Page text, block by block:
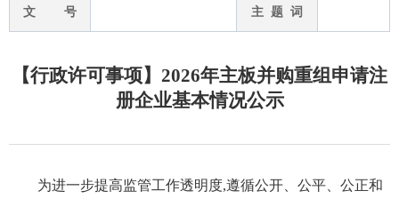
文 号 主 题 词
【行政许可事项】2026年主板并购重组申请注
册企业基本情况公示
为进一步提高监管工作透明度,遵循公开、公平、公正和